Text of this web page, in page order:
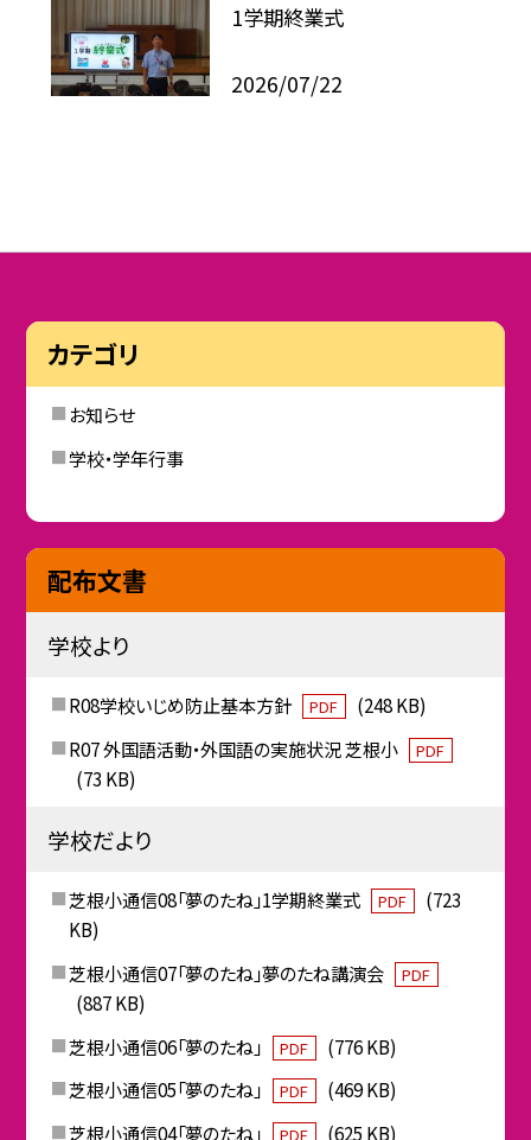
1学期終業式
2026/07/22
カテゴリ
お知らせ
学校・学年行事
配布文書
学校より
R08学校いじめ防止基本方針 PDF
(248 KB)
R07 外国語活動・外国語の実施状況 芝根小
PDF
(73 KB)
学校だより
芝根小通信08「夢のたね」1学期終業式 PDF
(723
KB)
芝根小通信07「夢のたね」夢のたね講演会
PDF
(887 KB)
芝根小通信06「夢のたね」
PDF
(776 KB)
芝根小通信05「夢のたね」
PDF
(469 KB)
芝根小通信04「夢のたね」
PDF (625 KB)